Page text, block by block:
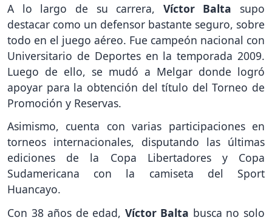
A lo largo de su carrera, Víctor Balta supo
destacar como un defensor bastante seguro, sobre
todo en el juego aéreo. Fue campeón nacional con
Universitario de Deportes en la temporada 2009.
Luego de ello, se mudó a Melgar donde logró
apoyar para la obtención del título del Torneo de
Promoción y Reservas.
Asimismo, cuenta con varias participaciones en
torneos internacionales, disputando las últimas
ediciones de la Copa Libertadores y Copa
Sudamericana con la camiseta del Sport
Huancayo.
Con 38 años de edad, Víctor Balta busca no solo